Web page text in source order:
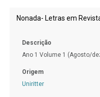
Resultados da
Nonada- Letras em
Descrição
Ano 1 Volume 1 (Agosto/
Origem
Uniritter